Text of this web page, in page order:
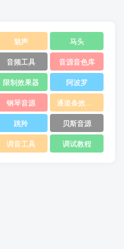
魅声
马头
音频工具
音源音色库
限制效果器
阿波罗
钢琴音源
通道条效果器
跳羚
贝斯音源
调音工具 调试教程